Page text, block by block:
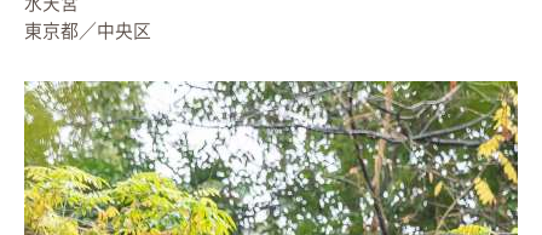
東京都／中央区